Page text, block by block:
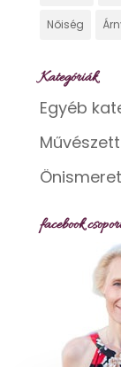
Nőiség
Kategóriák
Egyéb
Önismeret
facebook